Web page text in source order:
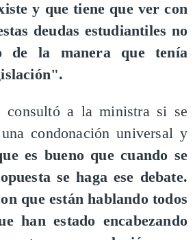
y que tiene que ver con
deudas estudiantiles no
de la manera que tenía
consultó a la ministra si se
condonación universal y
es bueno que cuando se
se haga ese debate.
que están hablando todos
han estado encabezando